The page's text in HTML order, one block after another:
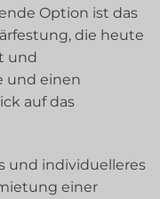
Option ist das
die heute
und
und einen
auf das
und individuelleres
einer